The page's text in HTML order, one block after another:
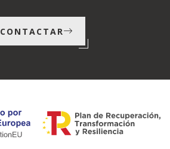
CONTACTAR